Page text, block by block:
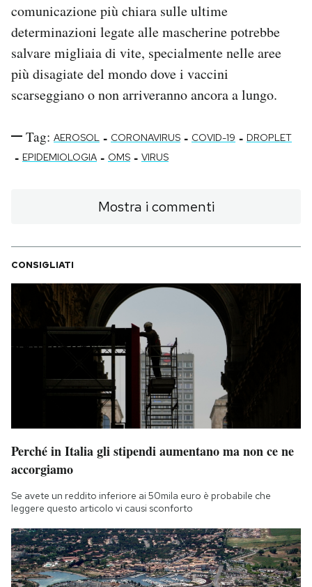
comunicazione più chiara sulle ultime
determinazioni legate alle mascherine potrebbe
salvare migliaia di vite, specialmente nelle aree
più disagiate del mondo dove i vaccini
scarseggiano o non arriveranno ancora a lungo.
Tag: AEROSOL - CORONAVIRUS - COVID-19 - DROPLET
- EPIDEMIOLOGIA - OMS - VIRUS
Mostra i commenti
CONSIGLIATI
Perché in Italia gli stipendi aumentano ma non ce ne
accorgiamo
Se avete un reddito inferiore ai 50mila euro è probabile che
leggere questo articolo vi causi sconforto